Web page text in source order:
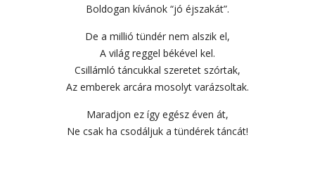
Boldogan kívánok “jó éjszakát”.
De a millió tündér nem alszik el,
A világ reggel békével kel.
Csillámló táncukkal szeretet szórtak,
Az emberek arcára mosolyt varázsoltak.
Maradjon ez így egész éven át,
Ne csak ha csodáljuk a tündérek táncát!